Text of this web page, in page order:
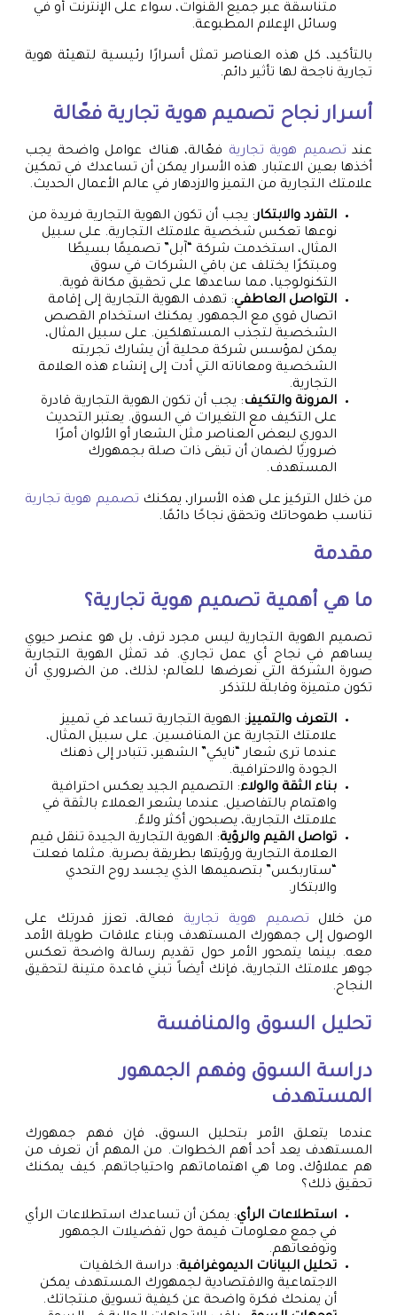
متناسقة عبر جميع القنوات، سواء على الإنترنت أو في
وسائل الإعلام المطبوعة.
بالتأكيد، كل هذه العناصر تمثل أسرارًا رئيسية لتهيئة هوية
تجارية ناجحة لها تأثير دائم.
أسرار نجاح تصميم هوية تجارية فعّالة
عند تصميم هوية تجارية فعّالة، هناك عوامل واضحة يجب
أخذها بعين الاعتبار. هذه الأسرار يمكن أن تساعدك في تمكين
علامتك التجارية من التميز والازدهار في عالم الأعمال الحديث.
التفرد والابتكار: يجب أن تكون الهوية التجارية فريدة من
نوعها تعكس شخصية علامتك التجارية. على سبيل
المثال، استخدمت شركة “آبل” تصميمًا بسيطًا
ومبتكرًا يختلف عن باقي الشركات في سوق
التكنولوجيا، مما ساعدها على تحقيق مكانة قوية.
التواصل العاطفي: تهدف الهوية التجارية إلى إقامة
اتصال قوي مع الجمهور. يمكنك استخدام القصص
الشخصية لتجذب المستهلكين. على سبيل المثال،
يمكن لمؤسس شركة محلية أن يشارك تجربته
الشخصية ومعاناته التي أدت إلى إنشاء هذه العلامة
التجارية.
المرونة والتكيف: يجب أن تكون الهوية التجارية قادرة
على التكيف مع التغيرات في السوق. يعتبر التحديث
الدوري لبعض العناصر مثل الشعار أو الألوان أمرًا
ضروريًا لضمان أن تبقى ذات صلة بجمهورك
المستهدف.
من خلال التركيز على هذه الأسرار، يمكنك تصميم هوية تجارية
تناسب طموحاتك وتحقق نجاحًا دائمًا.
مقدمة
ما هي أهمية تصميم هوية تجارية؟
تصميم الهوية التجارية ليس مجرد ترف، بل هو عنصر حيوي
يساهم في نجاح أي عمل تجاري. قد تمثل الهوية التجارية
صورة الشركة التي نعرضها للعالم؛ لذلك، من الضروري أن
تكون متميزة وقابلة للتذكر.
التعرف والتمييز: الهوية التجارية تساعد في تمييز
علامتك التجارية عن المنافسين. على سبيل المثال،
عندما ترى شعار “نايكي” الشهير، تتبادر إلى ذهنك
الجودة والاحترافية.
بناء الثقة والولاء: التصميم الجيد يعكس احترافية
واهتمام بالتفاصيل. عندما يشعر العملاء بالثقة في
علامتك التجارية، يصبحون أكثر ولاءً.
تواصل القيم والرؤية: الهوية التجارية الجيدة تنقل قيم
العلامة التجارية ورؤيتها بطريقة بصرية. مثلما فعلت
“ستاربكس” بتصميمها الذي يجسد روح التحدي
والابتكار.
من خلال تصميم هوية تجارية فعالة، تعزز قدرتك على
الوصول إلى جمهورك المستهدف وبناء علاقات طويلة الأمد
معه. بينما يتمحور الأمر حول تقديم رسالة واضحة تعكس
جوهر علامتك التجارية، فإنك أيضاً تبني قاعدة متينة لتحقيق
النجاح.
تحليل السوق والمنافسة
دراسة السوق وفهم الجمهور
المستهدف
عندما يتعلق الأمر بتحليل السوق، فإن فهم جمهورك
المستهدف يعد أحد أهم الخطوات. من المهم أن تعرف من
هم عملاؤك، وما هي اهتماماتهم واحتياجاتهم. كيف يمكنك
تحقيق ذلك؟
استطلاعات الرأي: يمكن أن تساعدك استطلاعات الرأي
في جمع معلومات قيمة حول تفضيلات الجمهور
وتوقعاتهم.
تحليل البيانات الديموغرافية: دراسة الخلفيات
الاجتماعية والاقتصادية لجمهورك المستهدف يمكن
أن يمنحك فكرة واضحة عن كيفية تسويق منتجاتك.